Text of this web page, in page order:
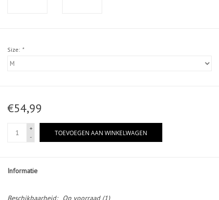
Size: *
€54,99
+
-
TOEVOEGEN AAN WINKELWAGEN
Informatie